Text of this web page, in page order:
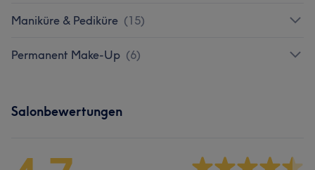
Maniküre & Pediküre (15)
Permanent Make-Up (6)
Salonbewertungen